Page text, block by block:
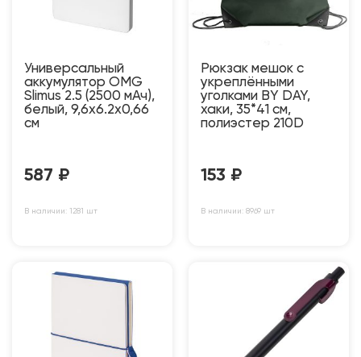
Универсальный
аккумулятор OMG
Slimus 2.5 (2500 мАч),
белый, 9,6х6.2х0,66
см
587 ₽
В наличии: 1281 шт
Рюкзак мешок с
укреплёнными
уголками BY DAY,
хаки, 35*41 см,
полиэстер 210D
153 ₽
В наличии: 8969 шт